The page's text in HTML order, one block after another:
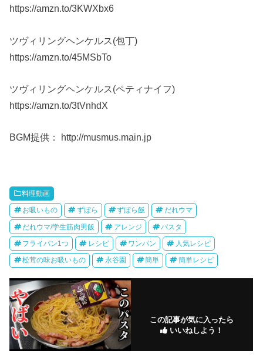
https://amzn.to/3KWXbx6
ツヴィリングヘンケルス(包丁)
https://amzn.to/45MSbTo
ツヴィリングヘンケルス(ペティナイフ)
https://amzn.to/3tVnhdX
BGM提供： http://musmus.main.jp
料理動画
お吸いもの ずぼら ずぼら飯 だれウマ
だれウマ/学生筋肉男飯 アレンジ パスタ
フライパン1つ レシピ ワンパン 人気レシピ
松茸の味お吸いもの 永谷園 簡単 簡単レシピ
この記事が気に入ったら
いいねしよう！